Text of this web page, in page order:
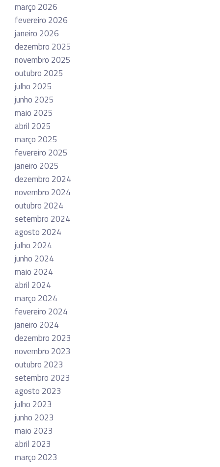
março 2026
fevereiro 2026
janeiro 2026
dezembro 2025
novembro 2025
outubro 2025
julho 2025
junho 2025
maio 2025
abril 2025
março 2025
fevereiro 2025
janeiro 2025
dezembro 2024
novembro 2024
outubro 2024
setembro 2024
agosto 2024
julho 2024
junho 2024
maio 2024
abril 2024
março 2024
fevereiro 2024
janeiro 2024
dezembro 2023
novembro 2023
outubro 2023
setembro 2023
agosto 2023
julho 2023
junho 2023
maio 2023
abril 2023
março 2023